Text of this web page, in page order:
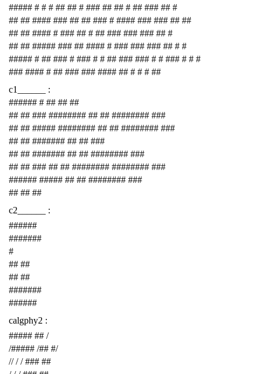
##### # # # ## ## # ### ## ## # ## ### ## #
## ## #### ### ## ## ### # #### ### ### ## ##
## ## #### # ### ## # ## ### ### ### ## #
## ## ##### ### ## #### # ### ### ### ## # #
##### # ## ### # ### # # ## ### ### # # ### # # #
### #### # ## ### ### #### ## # # # ##
c1______ :
###### # ## ## ##
## ## ### ######## ## ## ######## ###
## ## ##### ######## ## ## ######## ###
## ## ####### ## ## ###
## ## ####### ## ## ######## ###
## ## ### ## ## ######## ######## ###
###### ##### ## ## ######## ###
## ## ##
c2______ :
######
#######
#
## ##
## ##
#######
######
calgphy2 :
##### ## /
/##### /## #/
// / / ### ##